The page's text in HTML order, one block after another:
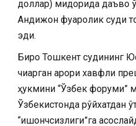
доллар) миқдорида даъво
Андижон фуқаролик суди
эди.
Бироқ Тошкент судининг
чиқарган қарори хавфли
ҳукмини “Ўзбек форуми”
Ўзбекистонда рўйхатдан
“ишончсизлиги”га